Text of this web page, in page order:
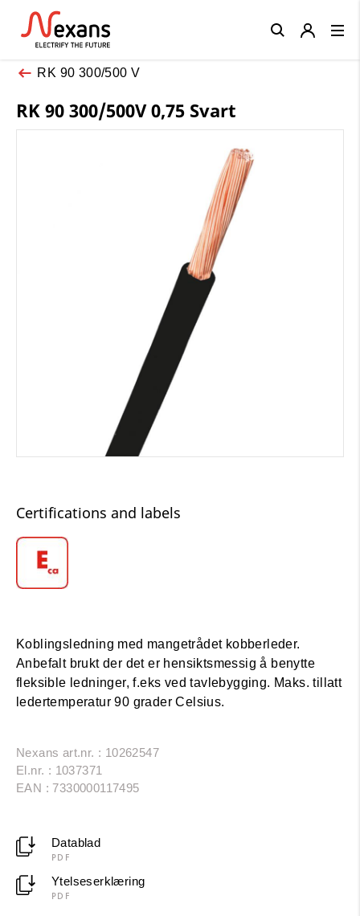
RK 90 300/500 V
RK 90 300/500V 0,75 Svart
Certifications and labels
Koblingsledning med mangetrådet kobberleder.
Anbefalt brukt der det er hensiktsmessig å benytte
fleksible ledninger, f.eks ved tavlebygging. Maks. tillatt
ledertemperatur 90 grader Celsius.
Nexans art.nr. : 10262547
El.nr. : 1037371
EAN : 7330000117495
Datablad
PDF
Ytelseserklæring
PDF
Close